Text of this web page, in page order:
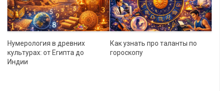
Нумерология в древних
культурах: от Египта до
Индии
Как узнать про таланты по
гороскопу